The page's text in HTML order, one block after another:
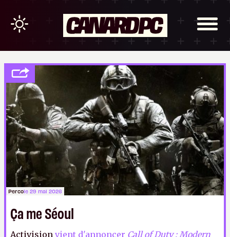
Percole 29 mai 2026
Ça me Séoul
Activision vient d'annoncer Call of Duty : Modern